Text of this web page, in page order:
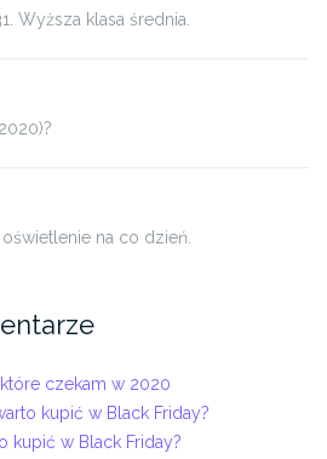
Wyższa klasa średnia.
na co dzień.
czekam w 2020
kupić w Black Friday?
kupić w Black Friday?